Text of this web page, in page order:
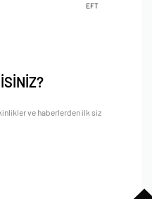
EFT
ve haberlerden ilk siz